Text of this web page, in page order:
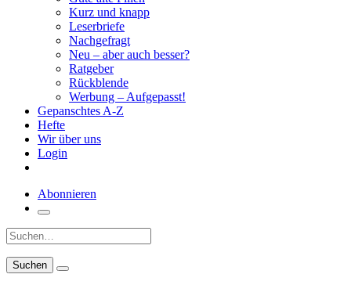
Kurz und knapp
Leserbriefe
Nachgefragt
Neu – aber auch besser?
Ratgeber
Rückblende
Werbung – Aufgepasst!
Gepanschtes A-Z
Hefte
Wir über uns
Login
Abonnieren
Suche: